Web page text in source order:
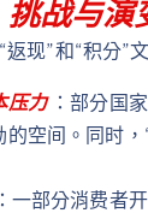
挑战与演
现”和“积分”
压力：部分国
空间。同时
一部分消费者